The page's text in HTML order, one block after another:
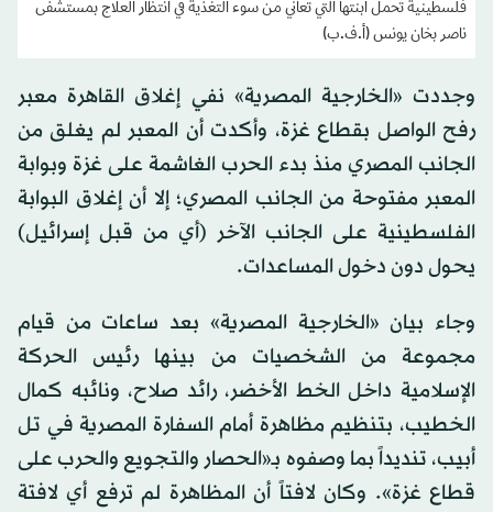
فلسطينية تحمل ابنتها التي تعاني من سوء التغذية في انتظار العلاج بمستشفى
ناصر بخان يونس (أ.ف.ب)
وجددت «الخارجية المصرية» نفي إغلاق القاهرة معبر
رفح الواصل بقطاع غزة، وأكدت أن المعبر لم يغلق من
الجانب المصري منذ بدء الحرب الغاشمة على غزة وبوابة
المعبر مفتوحة من الجانب المصري؛ إلا أن إغلاق البوابة
الفلسطينية على الجانب الآخر (أي من قبل إسرائيل)
يحول دون دخول المساعدات.
وجاء بيان «الخارجية المصرية» بعد ساعات من قيام
مجموعة من الشخصيات من بينها رئيس الحركة
الإسلامية داخل الخط الأخضر، رائد صلاح، ونائبه كمال
الخطيب، بتنظيم مظاهرة أمام السفارة المصرية في تل
أبيب، تنديداً بما وصفوه بـ«الحصار والتجويع والحرب على
قطاع غزة». وكان لافتاً أن المظاهرة لم ترفع أي لافتة